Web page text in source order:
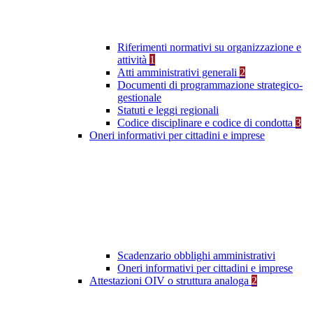
Riferimenti normativi su organizzazione e
attività 1
Atti amministrativi generali 2
Documenti di programmazione strategico-
gestionale
Statuti e leggi regionali
Codice disciplinare e codice di condotta 3
Oneri informativi per cittadini e imprese
Scadenzario obblighi amministrativi
Oneri informativi per cittadini e imprese
Attestazioni OIV o struttura analoga 2